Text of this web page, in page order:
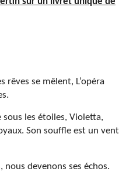
rêves se mêlent, L’opéra
sous les étoiles, Violetta,
Son souffle est un vent
devenons ses échos.